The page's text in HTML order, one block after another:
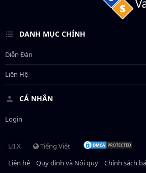
DANH MỤC CHÍNH
Diễn Đàn
Liên Hệ
CÁ NHÂN
Login
UI.X
Tiếng Việt
Liên hệ
Quy định và Nội quy Chính sách